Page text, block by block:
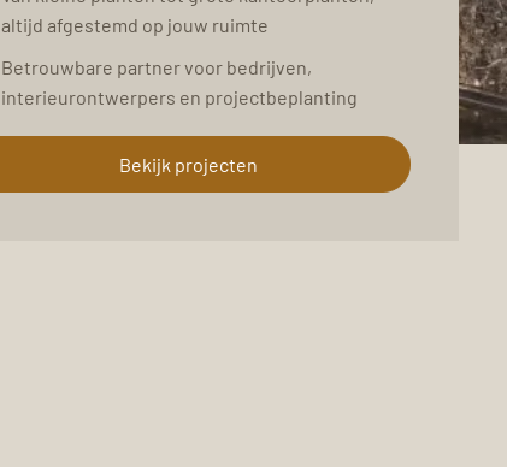
altijd afgestemd op jouw ruimte
Betrouwbare partner voor bedrijven,
interieurontwerpers en projectbeplanting
Bekijk projecten